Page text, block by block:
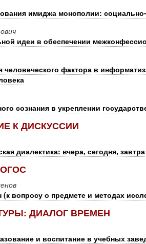
имиджа монополии: социально-
идеи в обеспечении
человеческого фактора в
сознания в укреплении
К ДИСКУССИИ
диалектика: вчера, сегодня, завтра
вопросу о предмете и методах
ДИАЛОГ ВРЕМЕН
и воспитание в учебных